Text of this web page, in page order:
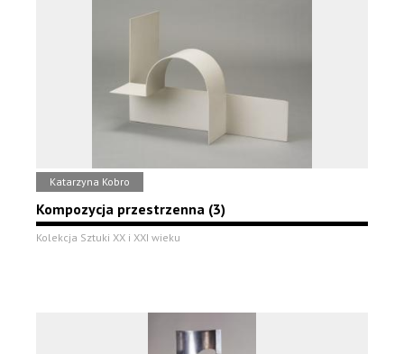
Katarzyna Kobro
Kompozycja przestrzenna (3)
Kolekcja Sztuki XX i XXI wieku